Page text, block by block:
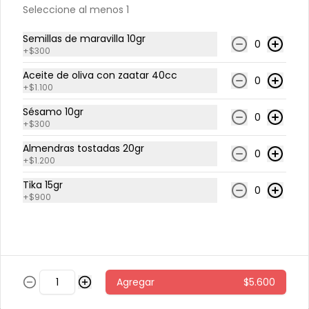
Pollo caliente con miel
Quínoa tibia, espinaca, papas al
horno con cascara, repollo morado,
zanahoria, pollo grille en cubos,
sésamo, salsa de miel picante.
Pollo miso
arroz integral tibio, espinaca,
cilantro, repollo morado, zanahoria,
pollo grille en cubos, aderezo de
Sandwich 🍔
Seleccione al menos 1
Semillas de maravilla 10gr
+$300 0
Aceite de oliva con zaatar 40cc
+$1.100 0
Sésamo 10gr
+$300 0
Almendras tostadas 20gr
+$1.200 0
Tika 15gr
+$900 0
Agregar $5.600